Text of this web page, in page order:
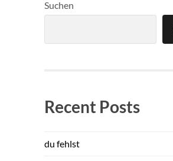
Suchen
Recent Posts
du fehlst